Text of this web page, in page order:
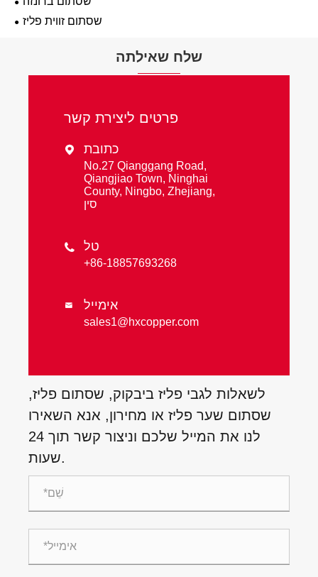
שסתום זווית פליז
שלח שאילתה
פרטים ליצירת קשר
 כתובת
No.27 Qianggang Road,
Qiangjiao Town, Ninghai
County, Ningbo, Zhejiang,
סין
 טל
+86-18857693268
 אימייל
sales1@hxcopper.com
לשאלות לגבי פליז ביבקוק, שסתום פליז,
שסתום שער פליז או מחירון, אנא השאירו
לנו את המייל שלכם וניצור קשר תוך 24
שעות.